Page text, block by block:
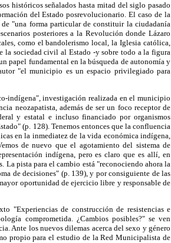
históricos señalados hasta mitad del siglo pasado
del Estado posrevolucionario. El caso de la
"una forma particular de constituir la ciudadanía
posteriores a la Revolución donde Lázaro
como el bandolerismo local, la Iglesia católica,
la sociedad civil al Estado -y sobre todo a la figura
papel fundamental en la búsqueda de autonomía y
"el municipio es un espacio privilegiado para
indígena", investigación realizada en el municipio
neozapatista, además de ser un foco receptor de
y estatal e incluso financiado por organismos
(p. 128). Tenemos entonces que la confluencia
en la inmediatez de la vida económica indígena,
de nuevo que el agotamiento del sistema de
indígena, pero es claro que es allí, en
La pista para el cambio está "reconociendo ahora la
de decisiones" (p. 139), y por consiguiente de las
oportunidad de ejercicio libre y responsable de
"Experiencias de construcción de resistencias e
comprometida. ¿Cambios posibles?" se ven
Ante los nuevos dilemas acerca del sexo y género
propio para el estudio de la Red Municipalista de